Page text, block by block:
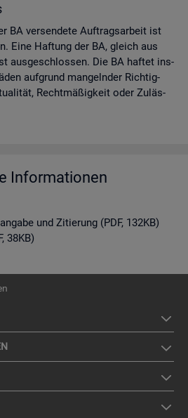
BA ver­sen­de­te Auf­trags­ar­beit ist
Eine Haf­tung der BA, gleich aus
aus­ge­schlos­sen. Die BA haf­tet ins­
auf­grund man­geln­der Rich­tig­
Recht­mä­ßig­keit oder Zu­läs­
Informationen
und Zitierung (PDF, 132KB)
38KB)